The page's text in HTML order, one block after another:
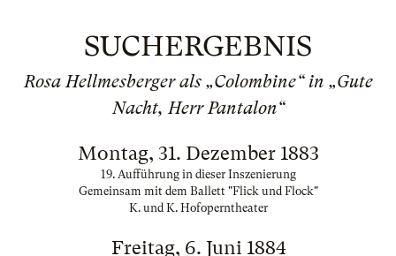
SUCHERGEBNIS
Rosa Hellmesberger als „Colombine“ in „Gute
Nacht, Herr Pantalon“
Montag, 31. Dezember 1883
19. Aufführung in dieser Inszenierung
Gemeinsam mit dem Ballett "Flick und Flock"
K. und K. Hofoperntheater
Freitag, 6. Juni 1884